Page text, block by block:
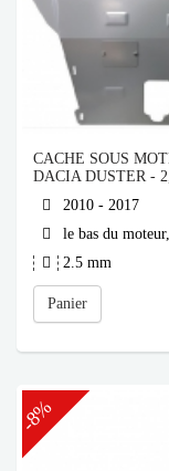
CACHE SOUS
DACIA DUSTER -
2010 - 2017
le bas du
2.5 mm
Panier
-8%